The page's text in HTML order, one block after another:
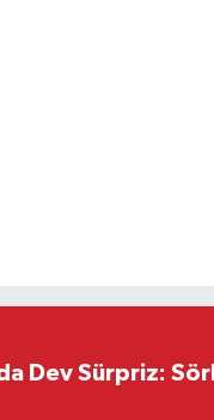
Dev Sürpriz: